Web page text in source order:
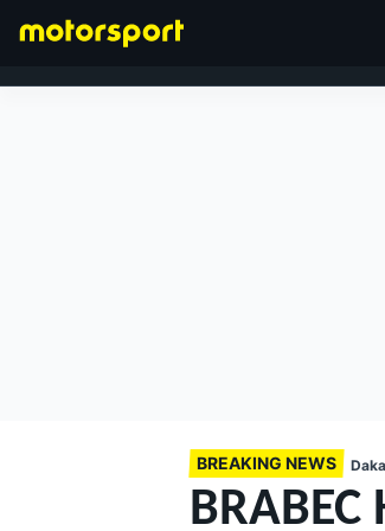
BREAKING NEWS
BRABEC